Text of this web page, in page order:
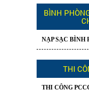
BÌNH
NẠP SẠC BÌNH
THI
THI CÔNG